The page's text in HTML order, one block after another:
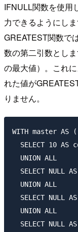
IFNULL関数を使用
力できるようにしま
GREATEST関数で
数の第二引数とし
の最大値）。これ
れた値が
りません。
WITH master AS (
SELECT 10 AS
  UNION ALL
SELECT NULL
  UNION ALL
SELECT NULL
  UNION ALL
SELECT NULL